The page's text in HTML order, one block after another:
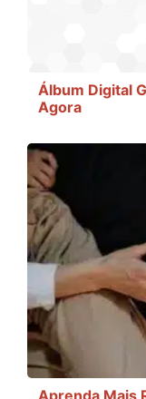
Álbum Digital
Agora
Aprenda Mais